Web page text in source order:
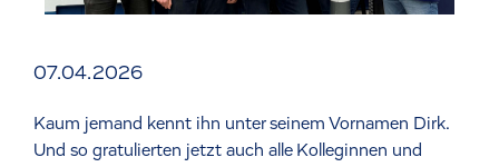
07.04.2026
Kaum jemand kennt ihn unter seinem Vornamen Dirk.
Und so gratulierten jetzt auch alle Kolleginnen und